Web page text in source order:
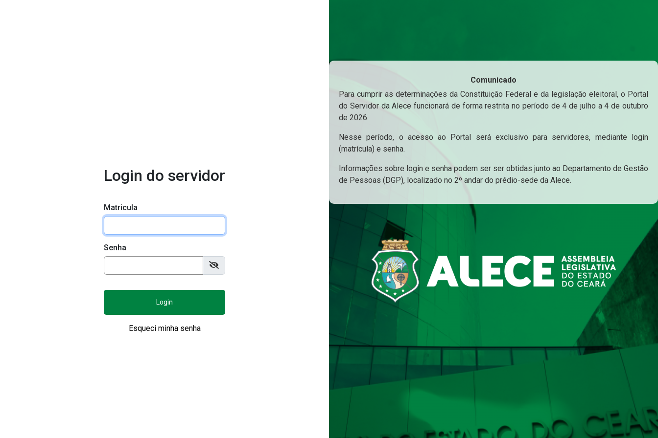
Login do servidor
Matricula
Senha
Login
Esqueci minha senha
Comunicado
Para cumprir as determinações da Constituição Federal e da legislação eleitoral, o Portal
do Servidor da Alece funcionará de forma restrita no período de 4 de julho a 4 de outubro
de 2026.
Nesse período, o acesso ao Portal será exclusivo para servidores, mediante login
(matrícula) e senha.
Informações sobre login e senha podem ser ser obtidas junto ao Departamento de Gestão
de Pessoas (DGP), localizado no 2º andar do prédio-sede da Alece.